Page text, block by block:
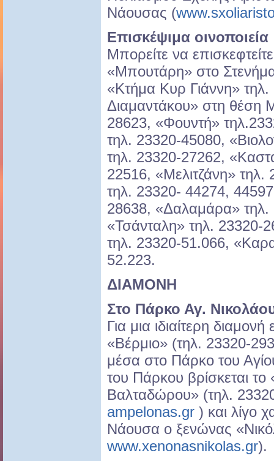
Νάουσας (
Επισκέψιμα οινοποιεία
Μπορείτε να
«Μπουτάρη» στο
«Κτήμα Κυρ Γιάννη»
Διαμαντάκου» στη θέση
28623, «Φουντή»
τηλ. 23320-45080,
τηλ. 23320-27262,
22516, «Μελιτζάνη»
τηλ. 23320- 44274,
28638, «Δαλαμάρα»
«Τσάνταλη» τηλ. 23320-
τηλ. 23320-51.066,
52.223.
ΔΙΑΜΟΝΗ
Στο Πάρκο Αγ.
Για μια ιδιαίτερη
«Βέρμιο» (τηλ. 23320-
μέσα στο Πάρκο του
του Πάρκου βρίσκεται
Βαλταδώρου» (τηλ.
ampelonas.gr ) και λίγο
Νάουσα ο ξενώνας
www.xenonasnikolas.gr).